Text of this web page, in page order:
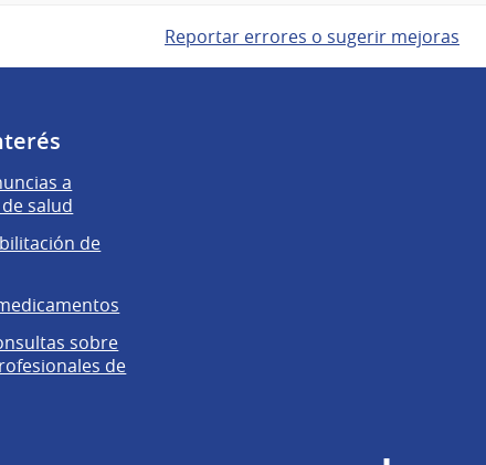
Reportar errores o sugerir mejoras
a
salud
de
sobre
de